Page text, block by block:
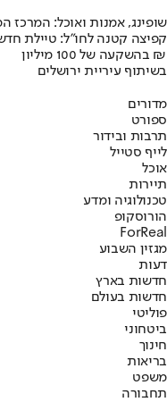
שופינג, אמנות ואוכל:
קפיצה קטנה לחו"ל: טיילת
בהשקעה של 100 מיליון ₪
בשיתוף עיריית ירושלים
מדורים
ספורט
תרבות ובידור
לייף סטייל
אוכל
תיירות
טכנולוגיה ומדע
הורוסקופ
ForReal
מגזין השבוע
דעות
חדשות בארץ
חדשות בעולם
פוליטי
ביטחוני
חינוך
בריאות
משפט
תחבורה